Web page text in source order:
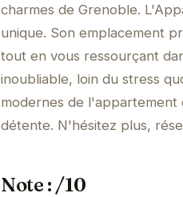
charmes de Grenoble.
unique. Son emplacement
tout en vous ressourçant
inoubliable, loin du stress
modernes de
détente. N'hésitez plus,
Note : /10